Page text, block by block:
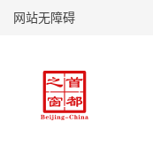
网站无障碍